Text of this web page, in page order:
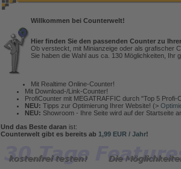
Willkommen bei Counterwelt!
Hier finden Sie den passenden Counter zu
Ob versteckt, mit Minianzeige oder als grafischer
Sie haben die Wahl aus ca. 130 Möglichkeiten, Ihr
Mit Realtime Online-Counter!
Mit Download-/Link-Counter!
ProfiCounter mit MEGATRAFFIC durch "Top 5 Profi-
NEU: Tipps zur Optimierung Ihrer Website! (>
NEU: Showroom - Ihre Seite wird auf der Startseite
Und das Beste daran ist:
Counterwelt gibt es bereits ab 1,99 EUR / Jahr!